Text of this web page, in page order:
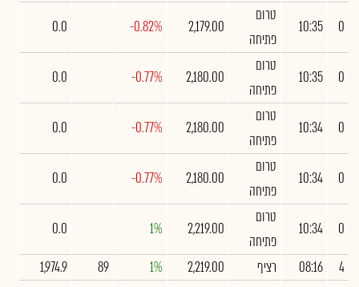
0
10:35
טרום
פתיחה
2,179.00
-0.82%
0.0
0
10:35
טרום
פתיחה
2,180.00
-0.77%
0.0
0
10:34
טרום
פתיחה
2,180.00
-0.77%
0.0
0
10:34
טרום
פתיחה
2,180.00
-0.77%
0.0
0
10:34
טרום
פתיחה
2,219.00
1%
0.0
4
08:16 רציף 2,219.00
1%
89
1,974.9